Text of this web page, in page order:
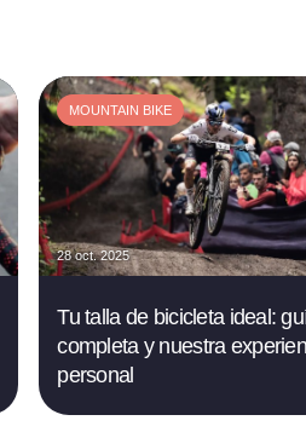
MOUNTAIN BIKE
28 oct. 2025
Tu talla de bicicleta ideal:
completa y nuestra
personal